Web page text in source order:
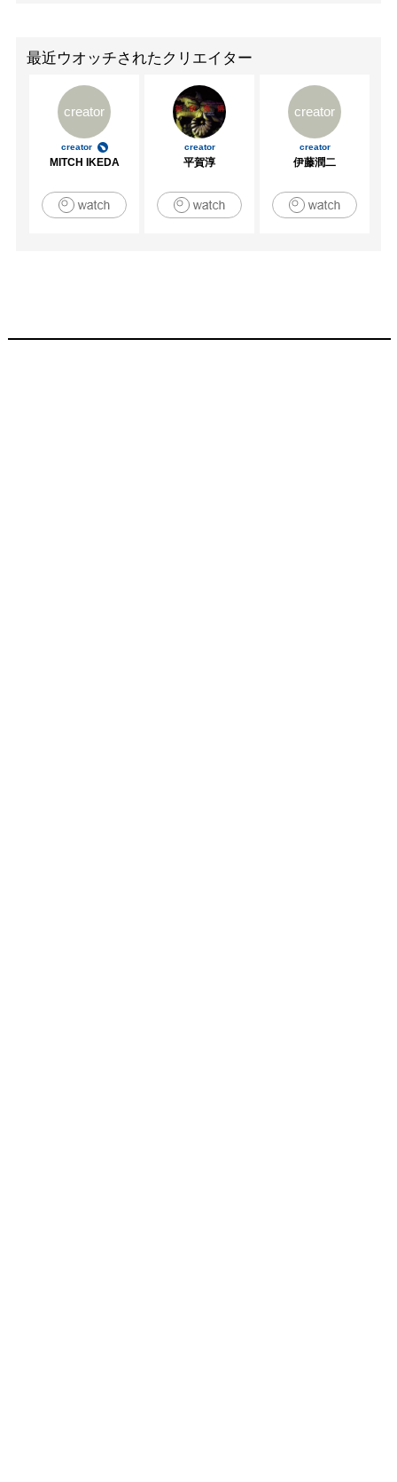
最近ウオッチされたクリエイター
creator
creator
MITCH IKEDA
creator
平賀淳
creator
creator
伊藤潤二